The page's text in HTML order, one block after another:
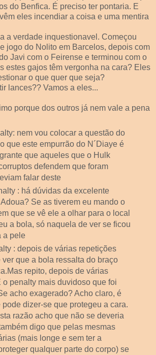
do Benfica. É preciso ter pontaria. E
eles incendiar a coisa e uma mentira
a verdade inquestionavel. Começou
jogo do Nolito em Barcelos, depois com
Javi com o Feirense e terminou com o
estes gajos têm vergonha na cara? Eles
o que quer que seja?
lances?? Vamos a eles...
porque dos outros já nem vale a pena
nem vou colocar a questão do
que este empurrão do N´Diaye é
que aqueles que o Hulk
defendem que foram
falar deste
: há dúvidas da excelente
Se as tiverem eu mando o
que se vê ele a olhar para o local
a bola, só naquela de ver se ficou
a pele
: depois de várias repetições
que a bola ressalta do braço
repito, depois de várias
o penalty mais duvidoso que foi
acho exagerado? Acho claro, é
pode dizer-se que protegeu a cara.
razão acho que não se deveria
digo que pelas mesmas
(mais longe e sem ter a
qualquer parte do corpo) se